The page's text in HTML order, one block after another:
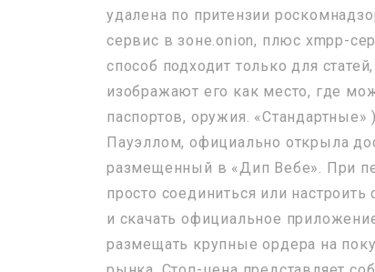
удалена по притензии
сервис в зоне.onion, плюс xmpp-
способ подходит только для
изображают его как место, где
паспортов, оружия.
Пауэллом, официально открыла
размещенный в «Дип Вебе». При
просто соединиться или
и скачать официальное
размещать крупные ордера на